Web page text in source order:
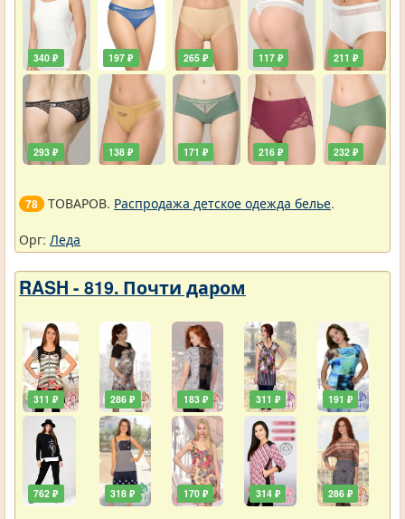
340 ₽
293 ₽
197 ₽
138 ₽
265 ₽
171 ₽
117 ₽
216 ₽
211 ₽
232 ₽
78 ТОВАРОВ. Распродажа детское одежда белье.
Орг: Леда
RASH - 819. Почти даром
311 ₽
762 ₽
286 ₽
318 ₽
183 ₽
170 ₽
311 ₽
314 ₽
191 ₽
286 ₽